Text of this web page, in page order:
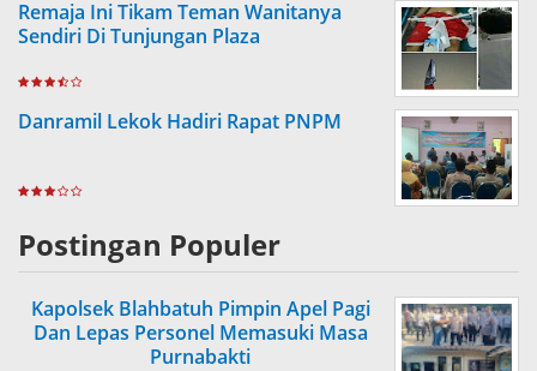
Remaja Ini Tikam Teman Wanitanya
Sendiri Di Tunjungan Plaza
Danramil Lekok Hadiri Rapat PNPM
Postingan Populer
Kapolsek Blahbatuh Pimpin Apel Pagi
Dan Lepas Personel Memasuki Masa
Purnabakti